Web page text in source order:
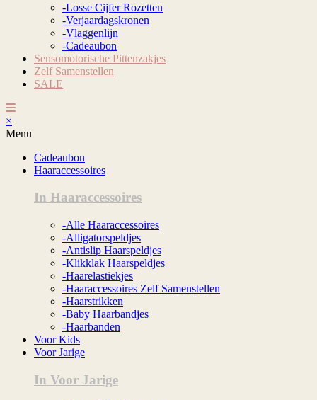
-Losse Cijfer Rozetten
-Verjaardagskronen
-Vlaggenlijn
-Cadeaubon
Sensomotorische Pittenzakjes
Zelf Samenstellen
SALE
×
Menu
Cadeaubon
Haaraccessoires
In Haaraccessoires
-Alle Haaraccessoires
-Alligatorspeldjes
-Antislip Haarspeldjes
-Klikklak Haarspeldjes
-Haarelastiekjes
-Haaraccessoires Zelf Samenstellen
-Haarstrikken
-Baby Haarbandjes
-Haarbanden
Voor Kids
Voor Jarige
In Voor Jarige